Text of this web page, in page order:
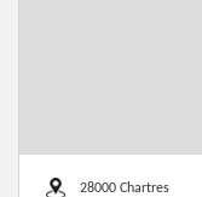
28000 Chartres